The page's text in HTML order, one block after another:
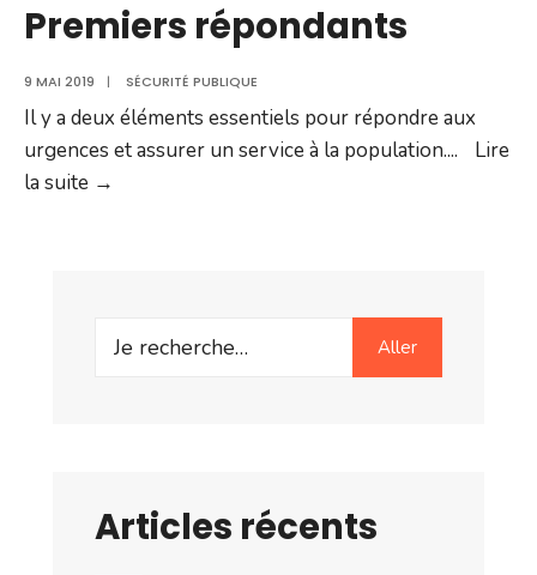
Premiers répondants
9 MAI 2019 | SÉCURITÉ PUBLIQUE
Il y a deux éléments essentiels pour répondre aux
urgences et assurer un service à la population....
Lire
la suite →
Search
Aller
Articles récents